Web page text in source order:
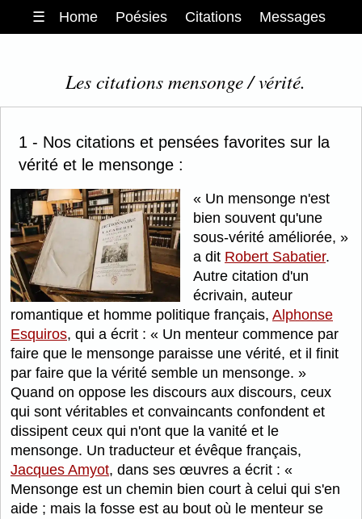
☰ Home Poésies Citations Messages
Les citations mensonge / vérité.
1 - Nos citations et pensées favorites sur la
vérité et le mensonge :
Un mensonge n'est
bien souvent qu'une
sous-vérité améliorée,
a dit Robert Sabatier.
Autre citation d'un
écrivain, auteur
romantique et homme politique français, Alphonse
Esquiros, qui a écrit :
Un menteur commence par
faire que le mensonge paraisse une vérité, et il finit
par faire que la vérité semble un mensonge.
Quand on oppose les discours aux discours, ceux
qui sont véritables et convaincants confondent et
dissipent ceux qui n'ont que la vanité et le
mensonge. Un traducteur et évêque français,
Jacques Amyot, dans ses œuvres a écrit :
Mensonge est un chemin bien court à celui qui s'en
aide ; mais la fosse est au bout où le menteur se